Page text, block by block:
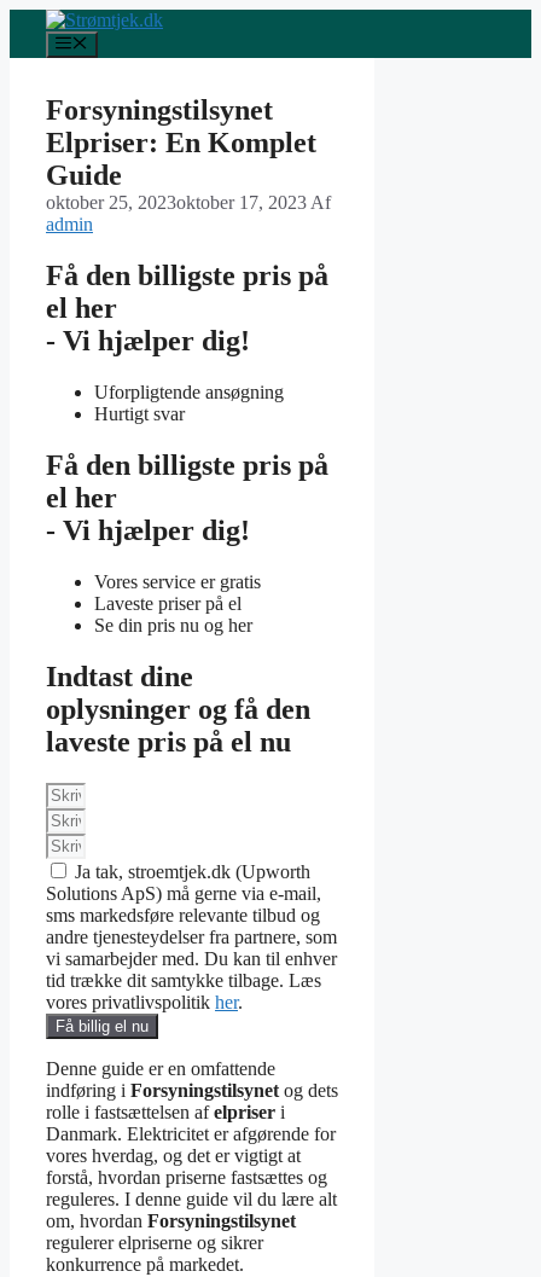
indhold
Forsyningstilsynet
Elpriser: En Komplet
Guide
oktober 25, 2023oktober 17, 2023 Af
admin
Få den billigste pris på
el her
- Vi hjælper dig!
Uforpligtende ansøgning
Hurtigt svar
Få den billigste pris på
el her
- Vi hjælper dig!
Vores service er gratis
Laveste priser på el
Se din pris nu og her
Indtast dine
oplysninger og få den
laveste pris på el nu
Ja tak, stroemtjek.dk (Upworth
Solutions ApS) må gerne via e-mail,
sms markedsføre relevante tilbud og
andre tjenesteydelser fra partnere, som
vi samarbejder med. Du kan til enhver
tid trække dit samtykke tilbage. Læs
vores privatlivspolitik her.
Få billig el nu
Denne guide er en omfattende
indføring i Forsyningstilsynet og dets
rolle i fastsættelsen afelpriser i
Danmark. Elektricitet er afgørende for
vores hverdag, og det er vigtigt at
forstå, hvordan priserne fastsættes og
reguleres. I denne guide vil du lære alt
om, hvordan Forsyningstilsynet
regulerer elpriserne og sikrer
konkurrence på markedet.